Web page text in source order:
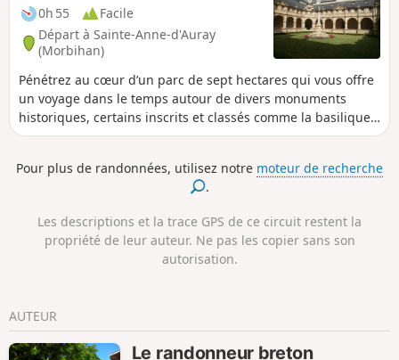
0h 55
Facile
Départ à Sainte-Anne-d'Auray
(Morbihan)
Pénétrez au cœur d’un parc de sept hectares qui vous offre
un voyage dans le temps autour de divers monuments
historiques, certains inscrits et classés comme la basilique
du XIXe siècle. Un petit bourg chargé d'histoire que ce
les balades en familles lors d'un dimanche après-midi.
Pour plus de randonnées, utilisez notre moteur de recherche
.
Les descriptions et la trace GPS de ce circuit restent la
propriété de leur auteur. Ne pas les copier sans son
autorisation.
AUTEUR
Le randonneur breton